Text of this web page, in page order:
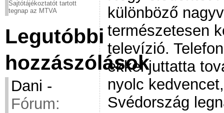
Sajtótájékoztatót tartott
tegnap az MTVA
Legutóbbi
hozzászólások
Dani -
Fórum:
különböző
természetesen
televízió.
ekkel juttatta
nyolc
Svédország